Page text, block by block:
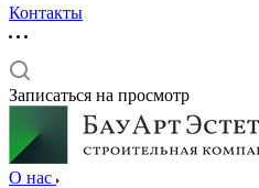
Контакты
Записаться на просмотр
О нас